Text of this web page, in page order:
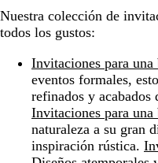
Nuestra colección de
todos los gustos:
Invitaciones para una
eventos formales,
refinados y acabados
Invitaciones para una
naturaleza a su gran
inspiración rústica.